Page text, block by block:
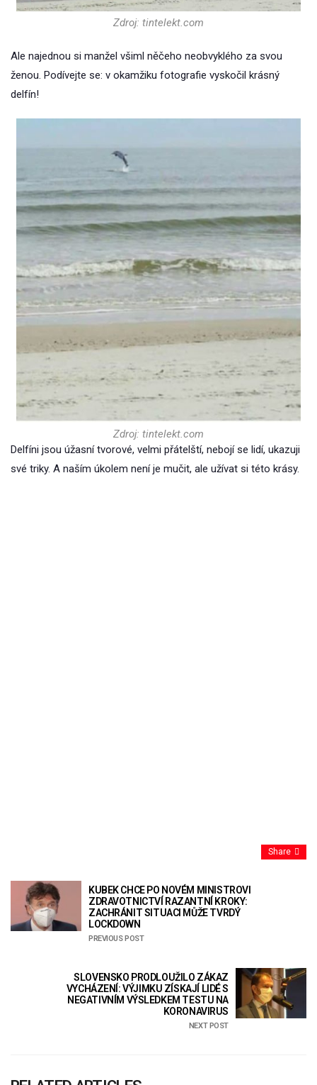
Zdroj: tintelekt.com
Ale najednou si manžel všiml něčeho neobvyklého za svou
ženou. Podívejte se: v okamžiku fotografie vyskočil krásný
delfín!
Zdroj: tintelekt.com
Delfíni jsou úžasní tvorové, velmi přátelští, nebojí se lidí, ukazuji
své triky. A naším úkolem není je mučit, ale užívat si této krásy.
Share
KUBEK CHCE PO NOVÉM MINISTROVI
ZDRAVOTNICTVÍ RAZANTNÍ KROKY:
ZACHRÁNIT SITUACI MŮŽE TVRDÝ
LOCKDOWN
PREVIOUS POST
SLOVENSKO PRODLOUŽILO ZÁKAZ
VYCHÁZENÍ: VÝJIMKU ZÍSKAJÍ LIDÉ S
NEGATIVNÍM VÝSLEDKEM TESTU NA
KORONAVIRUS
NEXT POST